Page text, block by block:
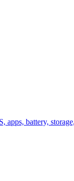
battery,